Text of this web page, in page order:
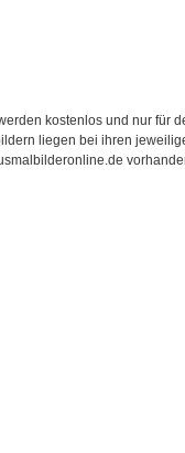
kostenlos und nur
liegen bei ihren